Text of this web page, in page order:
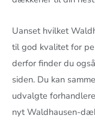
Uanset hvilket
til god kvalitet for
derfor finder du
siden. Du kan
udvalgte
nyt Waldhausen-